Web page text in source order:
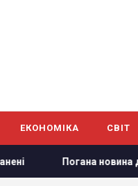
ЕКОНОМІКА СВІТ
новина для України: